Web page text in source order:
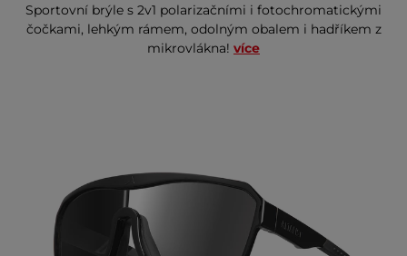
Sportovní brýle s 2v1 polarizačními i fotochromatickými
čočkami, lehkým rámem, odolným obalem i hadříkem z
mikrovlákna! více